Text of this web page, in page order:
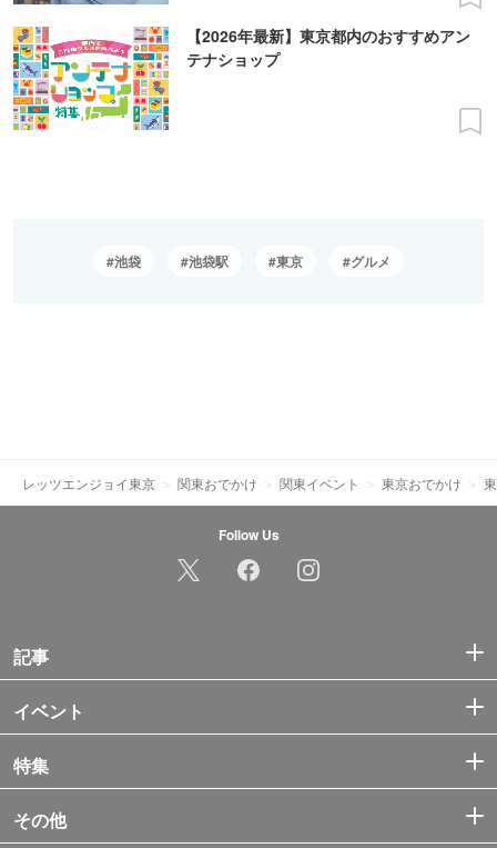
【2026年最新】東京都内のおすすめアン
テナショップ
池袋 池袋駅 東京 グルメ
レッツエンジョイ東京 関東おでかけ 関東イベント 東京おでかけ
Follow Us
記事
イベント
特集
その他